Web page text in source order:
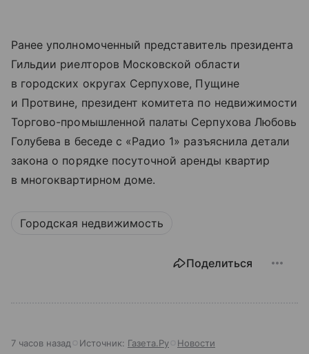
Ранее уполномоченный представитель президента
Гильдии риелторов Московской области
в городских округах Серпухове, Пущине
и Протвине, президент комитета по недвижимости
Торгово-промышленной палаты Серпухова Любовь
Голубева в беседе с «Радио 1» разъяснила детали
закона о порядке посуточной аренды квартир
в многоквартирном доме.
Городская недвижимость
Поделиться
7 часов назад Источник: Газета.Ру Новости